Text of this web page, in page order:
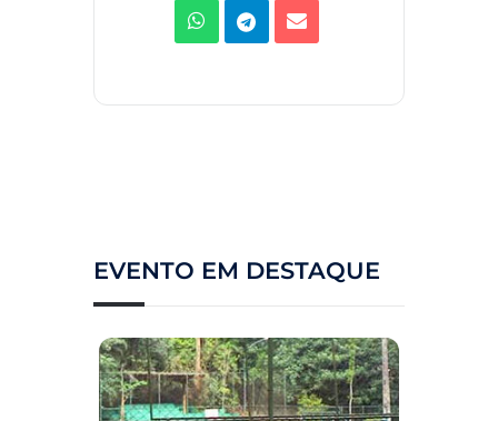
EVENTO EM DESTAQUE